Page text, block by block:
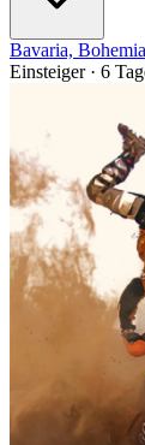
Bavaria,
Einsteiger · 6